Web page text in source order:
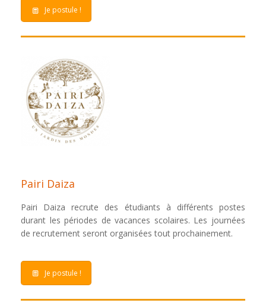
Je postule !
Pairi Daiza
Pairi Daiza recrute des étudiants à différents postes
durant les périodes de vacances scolaires. Les journées
de recrutement seront organisées tout prochainement.
Je postule !